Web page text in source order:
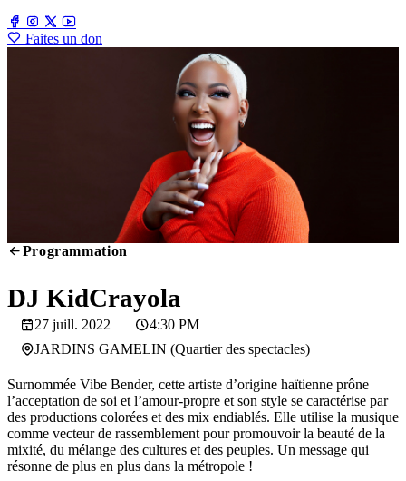
Faites un don
Programmation
DJ KidCrayola
27 juill. 2022
4:30 PM
JARDINS GAMELIN (Quartier des spectacles)
Surnommée Vibe Bender, cette artiste d’origine haïtienne prône
l’acceptation de soi et l’amour-propre et son style se caractérise par
des productions colorées et des mix endiablés. Elle utilise la musique
comme vecteur de rassemblement pour promouvoir la beauté de la
mixité, du mélange des cultures et des peuples. Un message qui
résonne de plus en plus dans la métropole !